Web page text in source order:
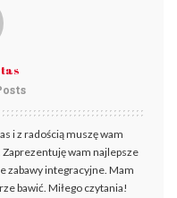
i z radością muszę wam
wam najlepsze
zabawy integracyjne. Mam
bawić. Miłego czytania!